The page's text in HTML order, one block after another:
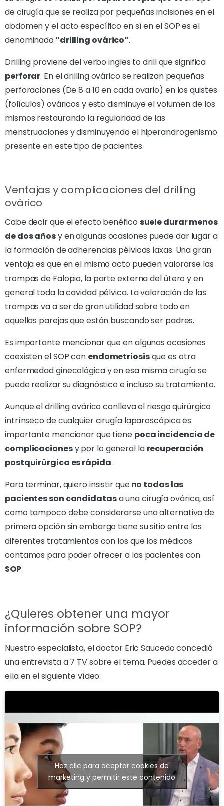
de cirugía que se realiza por pequeñas incisiones en el
abdomen y el acto específico en sí en el SOP es el
denominado“drilling ovárico”.
Drilling proviene del verbo ingles to drill que significa
perforar. En el drilling ovárico se realizan pequeñas
perforaciones (De 8 a 10 en cada ovario) en los quistes
(folículos) ováricos y esto disminuye el volumen de los
mismos restaurando la regularidad de las
menstruaciones y disminuyendo el hiperandrogenismo
presente en este tipo de pacientes.
Ventajas y complicaciones del drilling
ovárico
Cabe decir que el efecto benéfico suele durar menos
de dos añosy en algunas ocasiones puede dar lugar a
la formación de adherencias pélvicas laxas. Una gran
ventaja es que en el mismo acto pueden valorarse las
trompas de Falopio, la parte externa del útero y en
general toda la cavidad pélvica. La valoración de las
trompas va a ser de gran utilidad sobre todo en
aquellas parejas que están buscando ser padres.
Es importante mencionar que en algunas ocasiones
coexisten el SOP con endometriosisque es otra
enfermedad ginecológica y en esa misma cirugía se
puede realizar su diagnóstico e incluso su tratamiento.
Aunque el drilling ovárico conlleva el riesgo quirúrgico
intrínseco de cualquier cirugía laparoscópica es
importante mencionar que tiene poca incidencia de
complicacionesy por lo general la recuperación
postquirúrgica es rápida.
Para terminar, quiero insistir queno todas las
pacientes son candidatasa una cirugía ovárica, así
como tampoco debe considerarse una alternativa de
primera opción sin embargo tiene su sitio entre los
diferentes tratamientos con los que los médicos
contamos para poder ofrecer a las pacientes con
SOP.
¿Quieres obtener una mayor
información sobre SOP?
Nuestro especialista, el doctor Eric Saucedo concedió
una entrevista a 7 TV sobre el tema. Puedes acceder a
ella en el siguiente vídeo:
Haz clic para aceptar cookies de
marketing y permitir este contenido